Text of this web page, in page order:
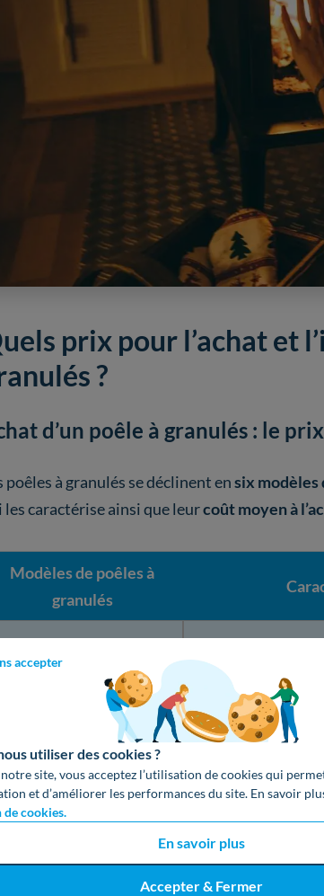
accepter
utiliser des cookies ?
site, vous acceptez l’utilisation de cookies qui
et d’améliorer les performances du site. En savoir
cookies.
En savoir plus
Accepter & Fermer
prix pour l’achat et
?
d’un poêle à granulés : le
poêles à granulés se déclinent ensix
les caractérise ainsi que leurcoût moyen à
Modèles de poêles à
granulés
À convection naturelle
(diffusion
Avec ventilation
Diffusion large,
Diffusion de la
indépendantes